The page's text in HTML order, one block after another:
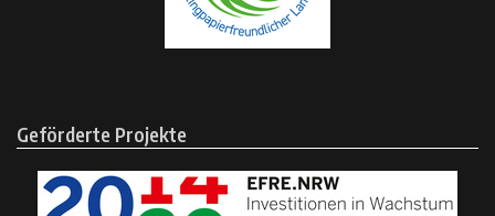
Geförderte Projekte